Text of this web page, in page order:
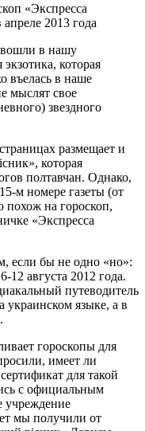
«Экспресса
2013 года
вошли в нашу
которая
въелась в наше
мыслят свое
звездного
размещает и
которая
полтавчан. Однако,
м номере газеты (от
похож на гороскоп,
«Экспресса
если бы не одно «но»:
12 августа 2012 года.
путеводитель
украинском языке, а в
гороскопы для
имеет ли
для такой
с официальным
учреждение
мы получили от